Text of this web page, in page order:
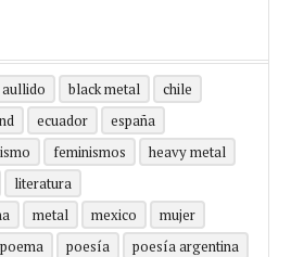
aullido black metal
chile
ecuador
españa
feminismos
heavy metal
literatura
metal mexico
mujer
poema poesía
poesía argentina